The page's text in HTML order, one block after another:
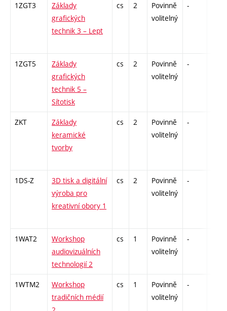
1ZGT3
Základy
grafických
technik 3 – Lept
cs 2
Povinně
volitelný
-
1ZGT5
Základy
grafických
technik 5 –
Sítotisk
cs 2
Povinně
volitelný
-
ZKT
Základy
keramické
tvorby
cs 2
Povinně
volitelný
-
1DS-Z
3D tisk a digitální
výroba pro
kreativní obory 1
cs 2
Povinně
volitelný
-
1WAT2
Workshop
audiovizuálních
technologií 2
cs 1
Povinně
volitelný
-
1WTM2
Workshop
tradičních médií
cs 1
Povinně
volitelný
-